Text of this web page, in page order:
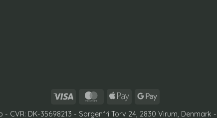
Visa MasterCard
Apple
Google
CVR: DK-35698213 - Sorgenfri Torv 24, 2830 Virum, Denmark